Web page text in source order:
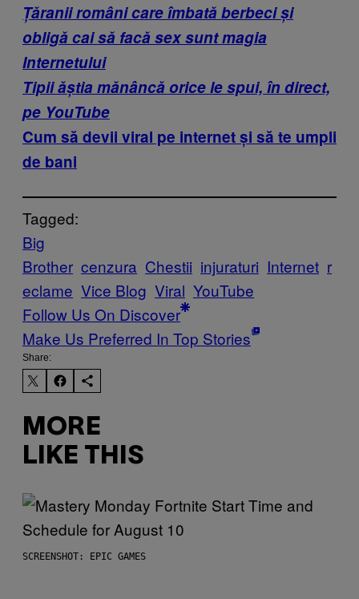
Țăranii români care îmbată berbeci și
obligă cai să facă sex sunt magia
Internetului
Tipii ăștia mănâncă orice le spui, în direct,
pe YouTube
Cum să devii viral pe internet și să te umpli
de bani
Tagged:
Big
Brother cenzura Chestii injuraturi Internet r
eclame Vice Blog Viral YouTube
Follow Us On Discover
Make Us Preferred In Top Stories
Share:
MORE
LIKE THIS
SCREENSHOT: EPIC GAMES